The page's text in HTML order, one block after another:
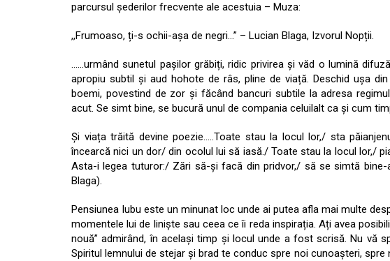
parcursul șederilor frecvente ale acestuia – Muza:
,,Frumoaso, ți-s ochii-așa de negri…” – Lucian Blaga, Izvorul Nopții.
……urmând sunetul pașilor grăbiți, ridic privirea și văd o lumină
apropiu subtil și aud hohote de râs, pline de viață. Deschid ușa
boemi, povestind de zor și făcând bancuri subtile la adresa
acut. Se simt bine, se bucură unul de compania celuilalt ca și cum
Și viața trăită devine poezie…..Toate stau la locul lor,/ sta
încearcă nici un dor/ din ocolul lui să iasă./ Toate stau la locul lor,/
Asta-i legea tuturor:/ Zări să-și facă din pridvor,/ să se simtă
Blaga).
Pensiunea Iubu este un minunat loc unde ai putea afla mai multe
momentele lui de liniște sau ceea ce îi reda inspirația. Ați avea
nouă” admirând, în același timp și locul unde a fost scrisă. Nu vă
Spiritul lemnului de stejar și brad te conduc spre noi cunoașteri,